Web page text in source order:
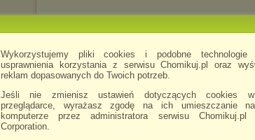
Wykorzystujemy pliki cookies i podobne
usprawnienia korzystania z serwisu Chomikuj.pl oraz
reklam dopasowanych do Twoich potrzeb.
Jeśli nie zmienisz ustawień dotyczących cookies
przeglądarce, wyrażasz zgodę na ich umieszczanie
komputerze przez administratora serwisu
Corporation.
Dekoracja Ciast - Sztuka ozdabiania
.jpg